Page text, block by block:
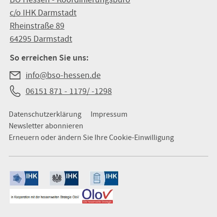
c/o IHK Darmstadt
Rheinstraße 89
64295 Darmstadt
So erreichen Sie uns:
info@bso-hessen.de
06151 871 - 1179/ -1298
Datenschutzerklärung
Impressum
Newsletter abonnieren
Erneuern oder ändern Sie Ihre Cookie-Einwilligung